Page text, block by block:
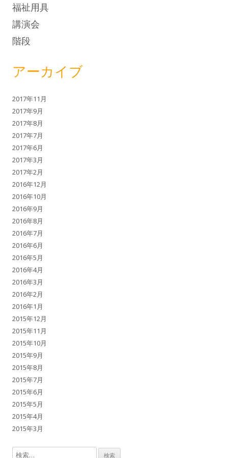
福祉用具
講演会
階段
アーカイブ
2017年11月
2017年9月
2017年8月
2017年7月
2017年6月
2017年3月
2017年2月
2016年12月
2016年10月
2016年9月
2016年8月
2016年7月
2016年6月
2016年5月
2016年4月
2016年3月
2016年2月
2016年1月
2015年12月
2015年11月
2015年10月
2015年9月
2015年8月
2015年7月
2015年6月
2015年5月
2015年4月
2015年3月
検索: